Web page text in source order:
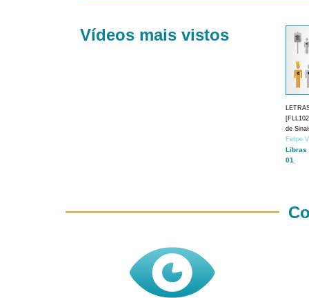
Vídeos mais vistos
de
Felipe
Libras
01